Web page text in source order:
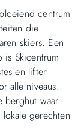
centrum
die
skiers. Een
Skicentrum
en liften
alle niveaus.
berghut waar
gerechten